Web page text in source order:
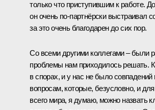
только что приступившим к работе.
он очень по‑партнёрски выстраивал
за это очень благодарен до сих пор.
Со всеми другими коллегами – были
проблемы нам приходилось решать.
в спорах, и у нас не было
вопросам, которые, безусловно, и
всего мира, я думаю, можно назвать